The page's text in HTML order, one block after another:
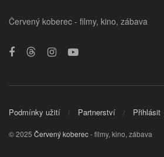
Červený koberec - filmy, kino, zábava
Podmínky užití Partnerství Přihlásit
© 2025 Červený koberec- filmy, kino, zábava